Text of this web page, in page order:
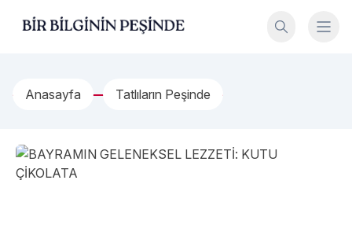
Bir Bilginin Peşinde!
Anasayfa Tatlıların Peşinde